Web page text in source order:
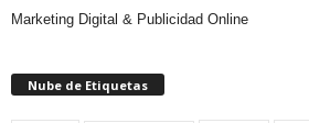
Marketing Digital & Publicidad Online
Nube de Etiquetas